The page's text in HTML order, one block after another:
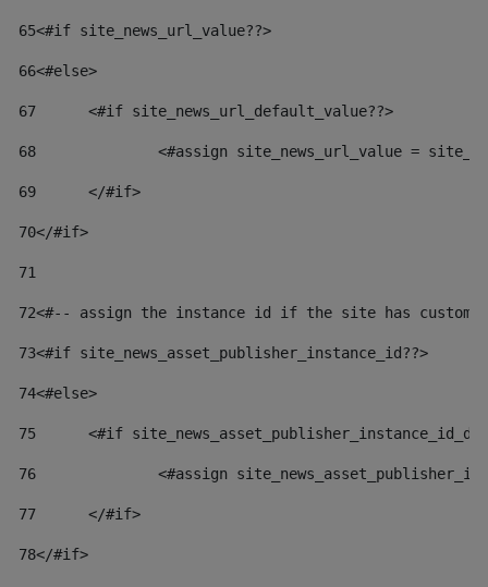
65<#if site_news_url_value??>
66<#else>
67
	<#if site_news_url_default_value??>
68
<#assign site_news_url_value =
69
	</#if>
70</#if>
71
72<#-- assign the instance id if the site has
73<#if site_news_asset_publisher_instance_id??>
74<#else>
75
<#if
76
<#assign
77
	</#if>
78</#if>